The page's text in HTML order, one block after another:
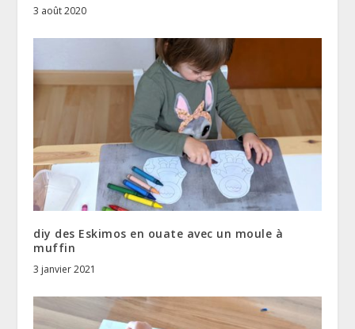
3 août 2020
diy des Eskimos en ouate avec un moule à
muffin
3 janvier 2021